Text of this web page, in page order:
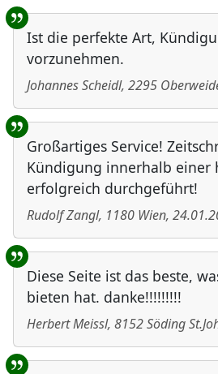
Ist die perfekte Art,
vorzunehmen.
Johannes Scheidl, 2295
Großartiges Service!
Kündigung innerhalb einer
erfolgreich durchgeführt!
Rudolf Zangl, 1180 Wien,
Diese Seite ist das beste,
bieten hat. danke!!!!!!!!!
Herbert Meissl, 8152Söding